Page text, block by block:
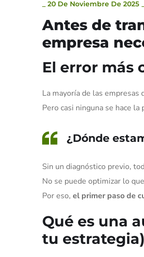
20 De Noviembre De 2025
Antes de
empresa
El error más
La mayoría de las
Pero casi ninguna se hace la
¿Dónde
Sin un diagnóstico previo,
No se puede optimizar lo
Por eso, el primer paso de
Qué es una
tu estrategia)